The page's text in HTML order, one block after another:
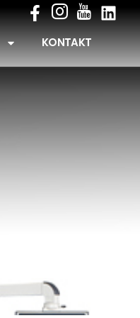
KONTAKT